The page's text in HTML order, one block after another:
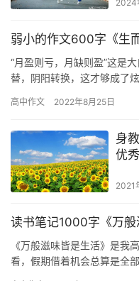
2024
弱小的作文600字《生
“月盈则亏，月缺则盈”这是
替，阴阳转换，这才够成了
雨…
高中作文 2022年8月25日
身
优
2021
读书笔记1000字《万般
《万般滋味皆是生活》是我
看，假期借着机会总算是全